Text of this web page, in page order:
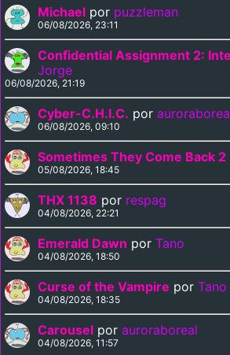
Michael por puzzleman
06/08/2026, 23:11
Confidential Assignment 2:
Jorge
06/08/2026, 21:19
Cyber-C.H.I.C. por
06/08/2026, 09:10
Sometimes They Come Back 2
05/08/2026, 18:45
THX 1138 por respag
04/08/2026, 22:21
Emerald Dawn por Tano
04/08/2026, 18:50
Curse of the Vampire por Tano
04/08/2026, 18:35
Carousel por auroraboreal
04/08/2026, 11:57